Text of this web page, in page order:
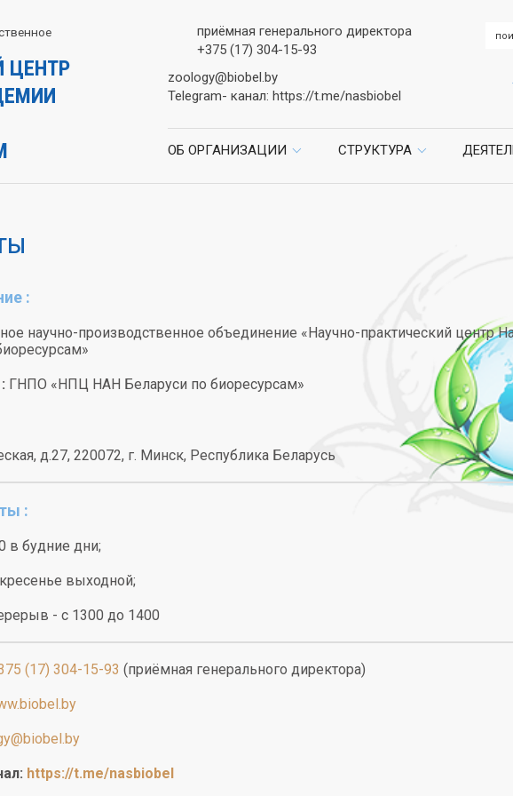
ЦЕНТР
приёмная генерального директора
+375 (17) 304-15-93
zoology@biobel.by
Telegram- канал: https://t.me/nasbiobel
ОБ ОРГАНИЗАЦИИ СТРУКТУРА
:
научно-производственное объединение «Научно-практический центр
ГНПО «НПЦ НАН Беларуси по биоресурсам»
д.27, 220072, г. Минск, Республика Беларусь
:
в будние дни;
выходной;
- с 1300 до 1400
(17) 304-15-93 (приёмная генерального директора)
https://t.me/nasbiobel